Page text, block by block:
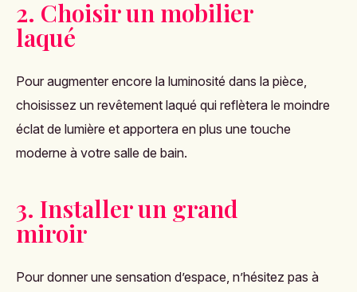
2. Choisir un mobilier
laqué
Pour augmenter encore la luminosité dans la pièce,
choisissez un revêtement laqué qui reflètera le moindre
éclat de lumière et apportera en plus une touche
moderne à votre salle de bain.
3. Installer un grand
miroir
Pour donner une sensation d’espace, n’hésitez pas à